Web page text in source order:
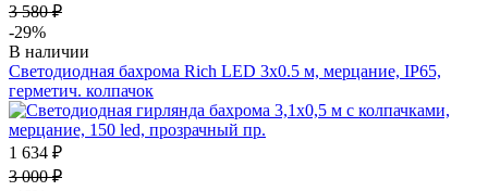
3 580 ₽
-29%
В наличии
Светодиодная бахрома Rich LED 3х0.5 м, мерцание, IP65,
герметич. колпачок
1 634 ₽
3 000 ₽